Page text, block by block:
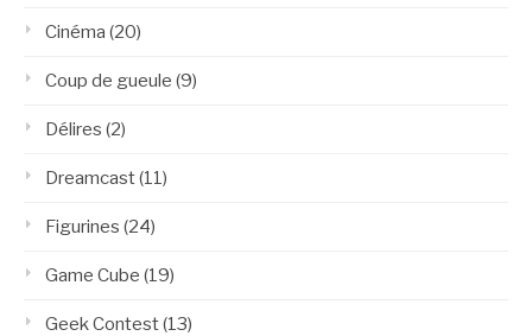
Cinéma (20)
Coup de gueule (9)
Délires (2)
Dreamcast(11)
Figurines (24)
Game Cube (19)
Geek Contest(13)